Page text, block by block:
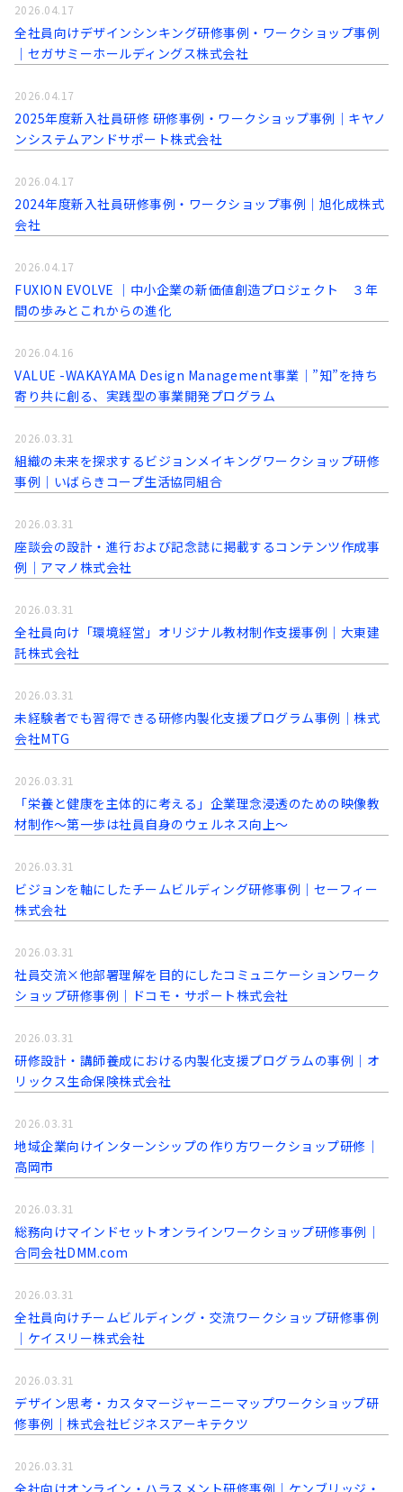
全社員向けデザインシンキング研修事例・ワークショップ事例
｜セガサミーホールディングス株式会社
2026.04.17
2025年度新入社員研修 研修事例・ワークショップ事例｜キヤノ
ンシステムアンドサポート株式会社
2026.04.17
2024年度新入社員研修事例・ワークショップ事例｜旭化成株式
会社
2026.04.17
FUXION EVOLVE │中小企業の新価値創造プロジェクト ３年
間の歩みとこれからの進化
2026.04.17
VALUE -WAKAYAMA Design Management事業│”知”を持ち
寄り共に創る、実践型の事業開発プログラム
2026.04.16
組織の未来を探求するビジョンメイキングワークショップ研修
事例│いばらきコープ生活協同組合
2026.03.31
座談会の設計・進行および記念誌に掲載するコンテンツ作成事
例│アマノ株式会社
2026.03.31
全社員向け「環境経営」オリジナル教材制作支援事例│大東建
託株式会社
2026.03.31
未経験者でも習得できる研修内製化支援プログラム事例│株式
会社MTG
2026.03.31
「栄養と健康を主体的に考える」企業理念浸透のための映像教
材制作～第一歩は社員自身のウェルネス向上～
2026.03.31
ビジョンを軸にしたチームビルディング研修事例｜セーフィー
株式会社
2026.03.31
社員交流×他部署理解を目的にしたコミュニケーションワーク
ショップ研修事例│ドコモ・サポート株式会社
2026.03.31
研修設計・講師養成における内製化支援プログラムの事例│オ
リックス生命保険株式会社
2026.03.31
地域企業向けインターンシップの作り方ワークショップ研修│
高岡市
2026.03.31
総務向けマインドセットオンラインワークショップ研修事例│
合同会社DMM.com
2026.03.31
全社員向けチームビルディング・交流ワークショップ研修事例
│ケイスリー株式会社
2026.03.31
デザイン思考・カスタマージャーニーマップワークショップ研
修事例│株式会社ビジネスアーキテクツ
2026.03.31
全社向けオンライン・ハラスメント研修事例│ケンブリッジ・
2026.03.31